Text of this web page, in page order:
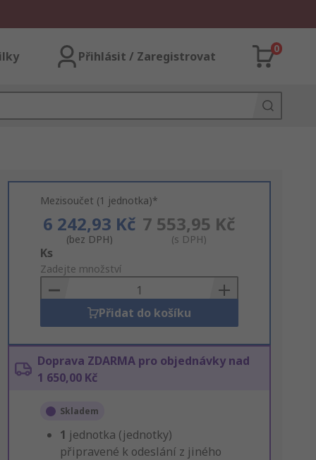
Přihlásit / Zaregistrovat
0
Mezisoučet (1 jednotka)*
6 242,93 Kč
(bez DPH)
7 553,95 Kč
(s DPH)
Add
to
Basket
Ks
Zadejte množství
Přidat do košíku
Doprava ZDARMA pro objednávky nad
1 650,00 Kč
Skladem
1 jednotka (jednotky)
připravené k odeslání z jiného